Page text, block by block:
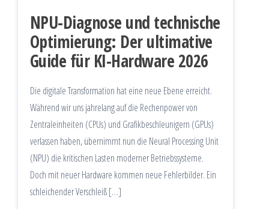
NPU-Diagnose und technische
Optimierung: Der ultimative
Guide für KI-Hardware 2026
Die digitale Transformation hat eine neue Ebene erreicht.
Während wir uns jahrelang auf die Rechenpower von
Zentraleinheiten (CPUs) und Grafikbeschleunigern (GPUs)
verlassen haben, übernimmt nun die Neural Processing Unit
(NPU) die kritischen Lasten moderner Betriebssysteme.
Doch mit neuer Hardware kommen neue Fehlerbilder. Ein
schleichender Verschleiß […]